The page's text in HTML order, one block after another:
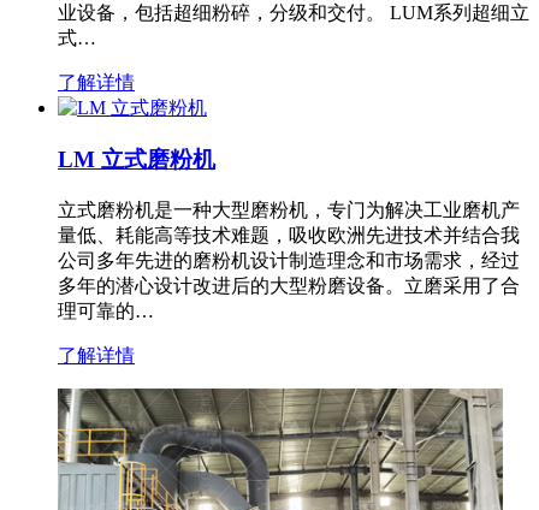
业设备，包括超细粉碎，分级和交付。 LUM系列超细立
式…
了解详情
LM 立式磨粉机
立式磨粉机是一种大型磨粉机，专门为解决工业磨机产
量低、耗能高等技术难题，吸收欧洲先进技术并结合我
公司多年先进的磨粉机设计制造理念和市场需求，经过
多年的潜心设计改进后的大型粉磨设备。立磨采用了合
理可靠的…
了解详情